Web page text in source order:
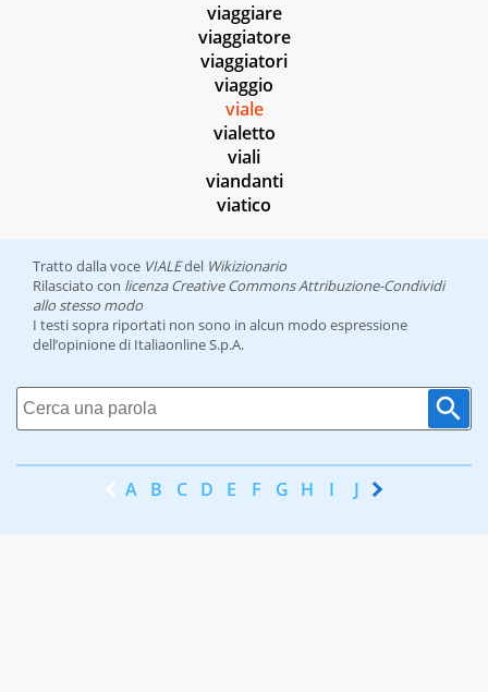
viaggiare
viaggiatore
viaggiatori
viaggio
viale
vialetto
viali
viandanti
viatico
Tratto dalla voce VIALEdel Wikizionario
Rilasciato con licenza Creative Commons Attribuzione-Condividi
allo stesso modo
I testi sopra riportati non sono in alcun modo espressione
dell’opinione di Italiaonline S.p.A.
A B C D E F G H I J K